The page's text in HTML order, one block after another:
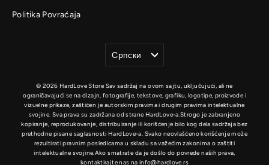
Politika Povraćaja
Jezik
Српски
© 2026 HardLove Store Sav sadržaj na ovom sajtu, uključujući, ali ne
ograničavajući se na dizajn, fotografije, tekstove, grafiku, logotipe, proizvode i
vizuelne prikaze, zaštićen je autorskim pravima i drugim pravima intelektualne
svojine. Sva prava su zadržana od strane HardLove-a.Strogo je zabranjeno
kopiranje, reprodukovanje, distribuiranje ili korišćenje bilo kog dela sadržaja bez
prethodne pisane saglasnosti HardLove-a. Svako neovlašćeno korišćenje može
rezultirati pravnim posledicama u skladu sa važećim zakonima o zaštiti
intelektualne svojine.Ako smatrate da je došlo do povrede naših prava,
kontaktirajte nas na info@hardlove.rs